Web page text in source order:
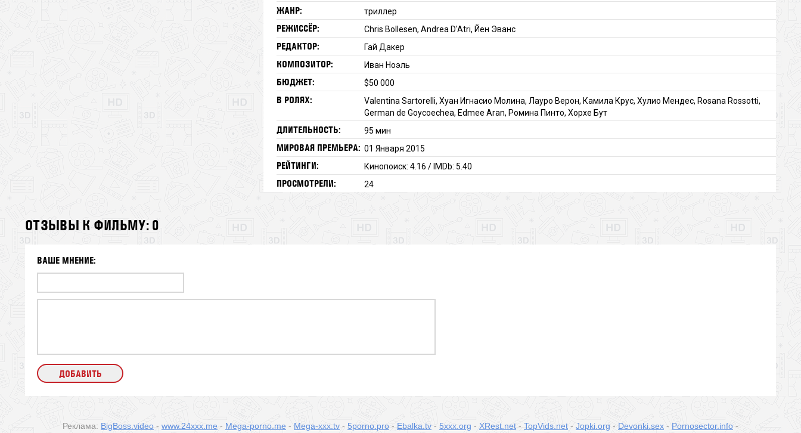
ЖАНР: триллер
РЕЖИССЁР: Chris Bollesen, Andrea D'Atri, Йен Эванс
РЕДАКТОР: Гай Дакер
КОМПОЗИТОР: Иван Ноэль
БЮДЖЕТ: $50 000
В РОЛЯХ:
Valentina Sartorelli, Хуан Игнасио Молина, Лауро Верон, Камила Крус, Хулио Мендес, Rosana Rossotti,
German de Goycoechea, Edmee Aran, Ромина Пинто, Хорхе Бут
ДЛИТЕЛЬНОСТЬ: 95 мин
МИРОВАЯ ПРЕМЬЕРА: 01 Января 2015
РЕЙТИНГИ: Кинопоиск: 4.16 / IMDb: 5.40
ПРОСМОТРЕЛИ: 24
ОТЗЫВЫ К ФИЛЬМУ: 0
ВАШЕ МНЕНИЕ:
Реклама: BigBoss.video - www.24xxx.me - Mega-porno.me - Mega-xxx.tv - 5porno.pro - Ebalka.tv - 5xxx.org - XRest.net - TopVids.net - Jopki.org - Devonki.sex - Pornosector.info -